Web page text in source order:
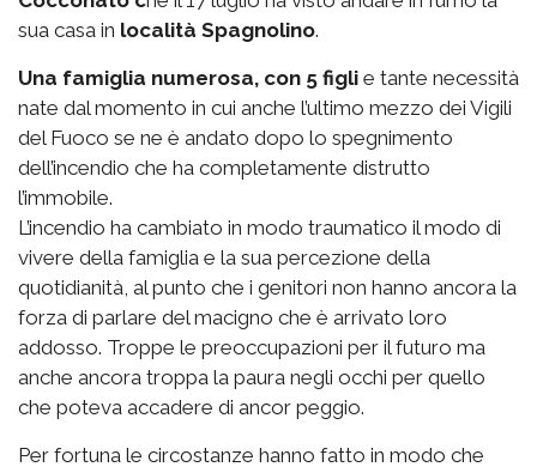
sua casa in località Spagnolino.
Una famiglia numerosa, con 5 figli e tante necessità
nate dal momento in cui anche l’ultimo mezzo dei Vigili
del Fuoco se ne è andato dopo lo spegnimento
dell’incendio che ha completamente distrutto
l’immobile.
L’incendio ha cambiato in modo traumatico il modo di
vivere della famiglia e la sua percezione della
quotidianità, al punto che i genitori non hanno ancora la
forza di parlare del macigno che è arrivato loro
addosso. Troppe le preoccupazioni per il futuro ma
anche ancora troppa la paura negli occhi per quello
che poteva accadere di ancor peggio.
Per fortuna le circostanze hanno fatto in modo che